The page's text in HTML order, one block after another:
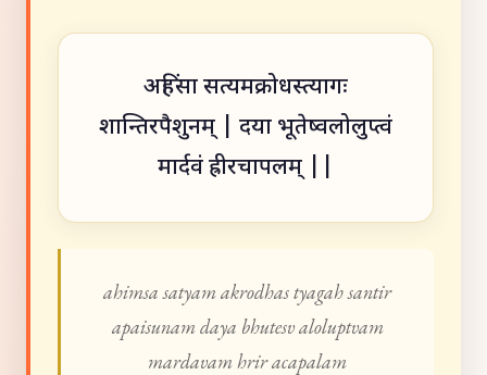
अहिंसा सत्यमक्रोधस्त्यागः
शान्तिरपैशुनम् | दया भूतेष्वलोलुप्त्वं
मार्दवं ह्रीरचापलम् ||
ahimsa satyam akrodhas tyagah santir
apaisunam daya bhutesv aloluptvam
mardavam hrir acapalam